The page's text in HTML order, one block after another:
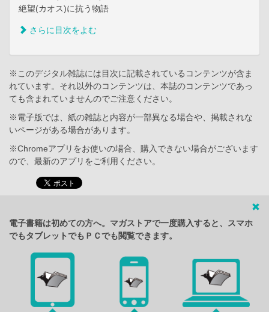
絶望(カオス)に抗う物語
さらに目次をよむ
※このデジタル雑誌には目次に記載されているコンテンツが含ま
れています。それ以外のコンテンツは、本誌のコンテンツであっ
ても含まれていませんのでご注意ください。
※電子版では、紙の雑誌と内容が一部異なる場合や、掲載されな
いページがある場合があります。
※Chromeアプリをお使いの場合、購入できない場合がございます
ので、最新のアプリをご利用ください。
電子書籍は初めての方へ。マガストアで一度購入すると、スマホ
でもタブレットでもＰＣでも閲覧できます。